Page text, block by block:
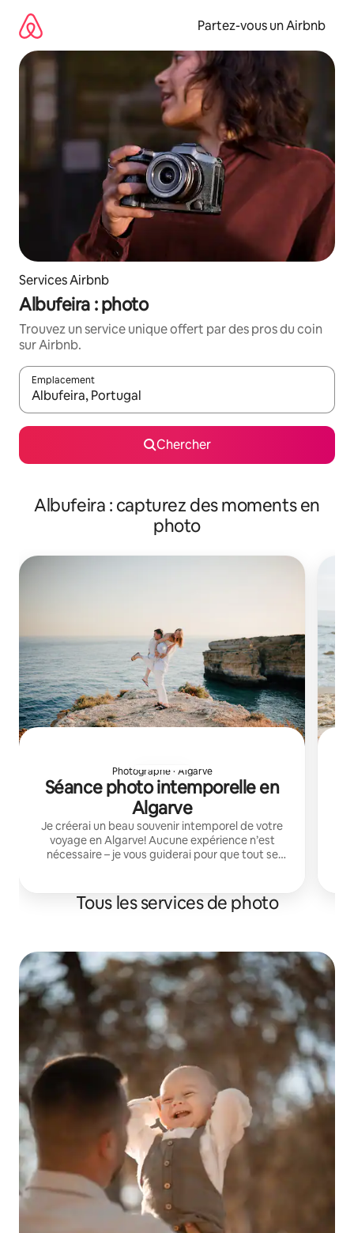
directement
contenu
Partez-vous un Airbnb
Services Airbnb
Albufeira : photo
Trouvez un service unique offert par des pros du coin
sur Airbnb.
Emplacement
Quand les résultats sont affichés, parcourez-les en utilisant
Chercher
Albufeira : capturez des moments en
photo
Photographe · Algarve
Séance photo intemporelle en
Algarve
Je créerai un beau souvenir intemporel de votre
voyage en Algarve! Aucune expérience n’est
nécessaire – je vous guiderai pour que tout se
Tous les services de photo